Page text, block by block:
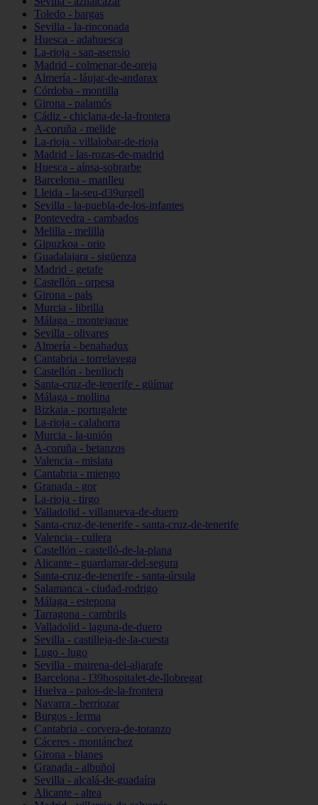
Toledo - bargas
Sevilla - la-rinconada
Huesca - adahuesca
La-rioja - san-asensio
Madrid - colmenar-de-oreja
Almería - láujar-de-andarax
Córdoba - montilla
Girona - palamós
Cádiz - chiclana-de-la-frontera
A-coruña - melide
La-rioja - villalobar-de-rioja
Madrid - las-rozas-de-madrid
Huesca - aínsa-sobrarbe
Barcelona - manlleu
Lleida - la-seu-d39urgell
Sevilla - la-puebla-de-los-infantes
Pontevedra - cambados
Melilla - melilla
Gipuzkoa - orio
Guadalajara - sigüenza
Madrid - getafe
Castellón - orpesa
Girona - pals
Murcia - librilla
Málaga - montejaque
Sevilla - olivares
Almería - benahadux
Cantabria - torrelavega
Castellón - benlloch
Santa-cruz-de-tenerife - güímar
Málaga - mollina
Bizkaia - portugalete
La-rioja - calahorra
Murcia - la-unión
A-coruña - betanzos
Valencia - mislata
Cantabria - miengo
Granada - gor
La-rioja - tirgo
Valladolid - villanueva-de-duero
Santa-cruz-de-tenerife - santa-cruz-de-tenerife
Valencia - cullera
Castellón - castelló-de-la-plana
Alicante - guardamar-del-segura
Santa-cruz-de-tenerife - santa-úrsula
Salamanca - ciudad-rodrigo
Málaga - estepona
Tarragona - cambrils
Valladolid - laguna-de-duero
Sevilla - castilleja-de-la-cuesta
Lugo - lugo
Sevilla - mairena-del-aljarafe
Barcelona - l39hospitalet-de-llobregat
Huelva - palos-de-la-frontera
Navarra - berriozar
Burgos - lerma
Cantabria - corvera-de-toranzo
Cáceres - montánchez
Girona - blanes
Granada - albuñol
Sevilla - alcalá-de-guadaíra
Alicante - altea